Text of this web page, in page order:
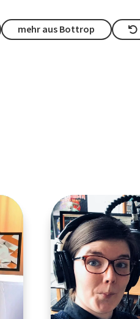
mehr aus Bottrop